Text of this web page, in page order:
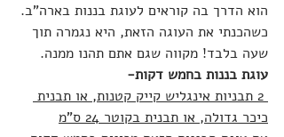
הוא הדרך בה קוראים לעוגת בננות בארה"ב.
כשהכנתי את העוגה הזאת, היא נגמרה תוך
שעה בלבד! מקווה שגם אתם תהנו ממנה.
עוגת בננות בחמש דקות-
2 תבניות אינגליש קייק קטנות, או תבנית
כיכר גדולה, או תבנית בקוטר 24 ס"מ